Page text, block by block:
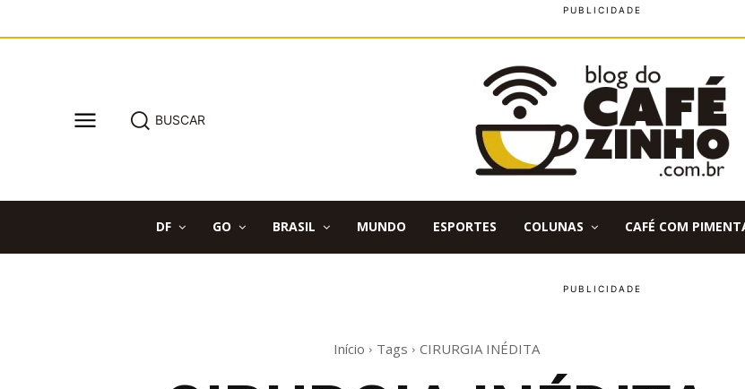
BUSCAR
DF GO BRASIL MUNDO ESPORTES COLUNAS CAFÉ COM
Início Tags CIRURGIA INÉDITA